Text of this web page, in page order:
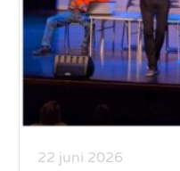
22 juni 2026